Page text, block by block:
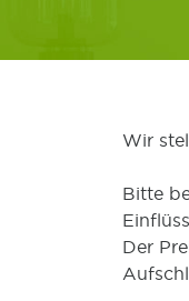
Wir
Bitte
Der